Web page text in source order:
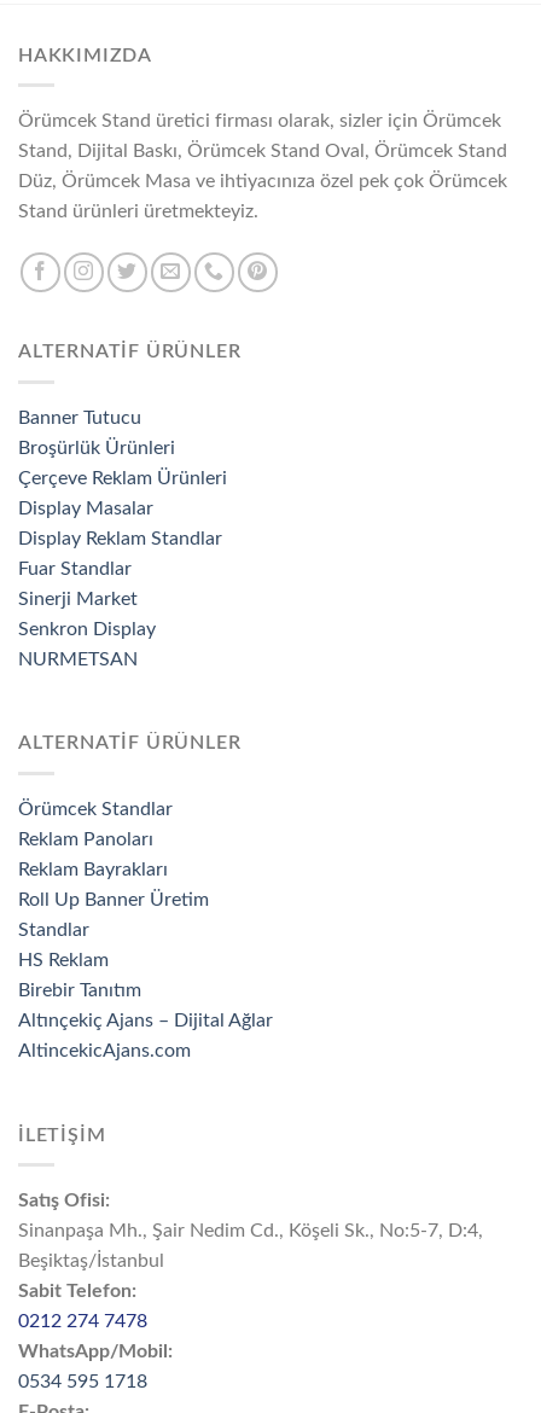
HAKKIMIZDA
Örümcek Stand üretici firması olarak, sizler için Örümcek
Stand, Dijital Baskı, Örümcek Stand Oval, Örümcek Stand
Düz, Örümcek Masa ve ihtiyacınıza özel pek çok Örümcek
Stand ürünleri üretmekteyiz.
ALTERNATİF ÜRÜNLER
Banner Tutucu
Broşürlük Ürünleri
Çerçeve Reklam Ürünleri
Display Masalar
Display Reklam Standlar
Fuar Standlar
Sinerji Market
Senkron Display
NURMETSAN
ALTERNATİF ÜRÜNLER
Örümcek Standlar
Reklam Panoları
Reklam Bayrakları
Roll Up Banner Üretim
Standlar
HS Reklam
Birebir Tanıtım
Altınçekiç Ajans – Dijital Ağlar
AltincekicAjans.com
İLETİŞİM
Satış Ofisi:
Sinanpaşa Mh., Şair Nedim Cd., Köşeli Sk., No:5-7, D:4,
Beşiktaş/İstanbul
Sabit Telefon:
0212 274 7478
WhatsApp/Mobil:
0534 595 1718